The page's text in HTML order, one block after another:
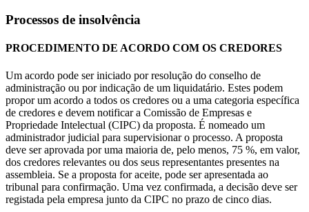
Processos de insolvência
PROCEDIMENTO DE ACORDO COM OS CREDORES
Um acordo pode ser iniciado por resolução do conselho de
administração ou por indicação de um liquidatário. Estes podem
propor um acordo a todos os credores ou a uma categoria específica
de credores e devem notificar a Comissão de Empresas e
Propriedade Intelectual (CIPC) da proposta. É nomeado um
administrador judicial para supervisionar o processo. A proposta
deve ser aprovada por uma maioria de, pelo menos, 75 %, em valor,
dos credores relevantes ou dos seus representantes presentes na
assembleia. Se a proposta for aceite, pode ser apresentada ao
tribunal para confirmação. Uma vez confirmada, a decisão deve ser
registada pela empresa junto da CIPC no prazo de cinco dias.